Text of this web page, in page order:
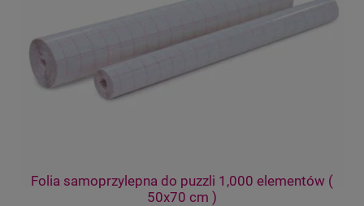
Folia samoprzylepna do puzzli 1,000 elementów (
50x70 cm )